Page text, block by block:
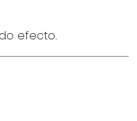
efecto.